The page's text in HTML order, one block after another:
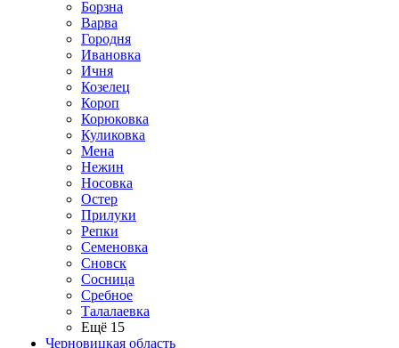
Борзна
Варва
Городня
Ивановка
Ичня
Козелец
Короп
Корюковка
Куликовка
Мена
Нежин
Носовка
Остер
Прилуки
Репки
Семеновка
Сновск
Сосница
Сребное
Талалаевка
Ещё 15
Черновицкая область